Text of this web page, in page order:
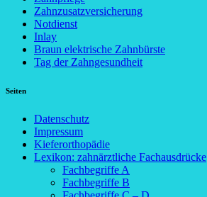
Zahnzusatzversicherung
Notdienst
Inlay
Braun elektrische Zahnbürste
Tag der Zahngesundheit
Seiten
Datenschutz
Impressum
Kieferorthopädie
Lexikon: zahnärztliche Fachausdrücke
Fachbegriffe A
Fachbegriffe B